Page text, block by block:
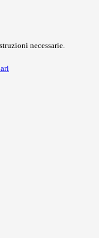
necessarie.